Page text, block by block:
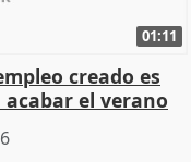
01:11
creado es
el verano